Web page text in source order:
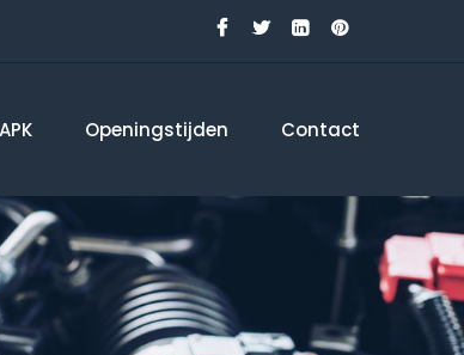
APK Openingstijden Contact